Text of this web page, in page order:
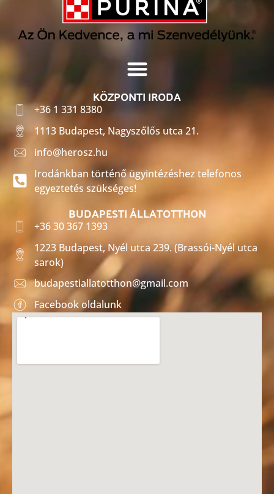
KÖZPONTI IRODA
+36 1 331 8380
1113 Budapest, Nagyszőlős utca 21.
info@herosz.hu
Irodánkban történő ügyintézéshez telefonos
egyeztetés szükséges!
BUDAPESTI ÁLLATOTTHON
+36 30 367 1393
1223 Budapest, Nyél utca 239. (Brassói-Nyél utca
sarok)
budapestiallatotthon@gmail.com
Facebook oldalunk